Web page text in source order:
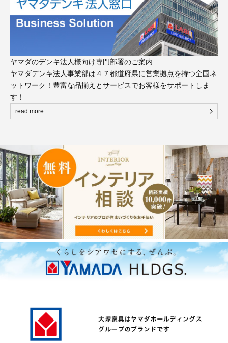
ヤマダのデンキ法人様向け専門部署のご案内
ヤマダデンキ法人事業部は４７都道府県に営業拠点を持つ全国ネ
ットワーク！豊富な品揃えとサービスでお客様をサポートしま
す！
read more